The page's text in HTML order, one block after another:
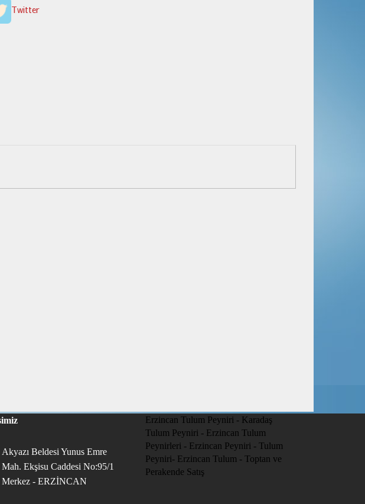
Twitter
Akyazı Beldesi Yunus Emre
Mah. Ekşisu Caddesi No:95/1
Merkez - ERZİNCAN
Erzincan Tulum Peyniri - Karadaş
Tulum Peyniri - Erzincan Tulum
Peynirleri - Erzincan Peyniri - Tulum
Peyniri- Erzincan Tulum - Toptan ve
Perakende Satış